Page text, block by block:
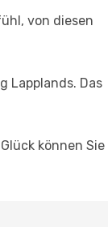
von diesen
Lapplands. Das
können Sie